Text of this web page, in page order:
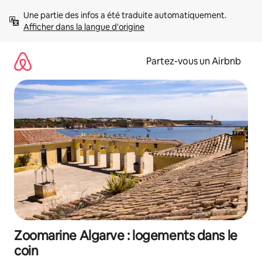
directement
Afficher dans la langue d'origine
Partez-vous un Airbnb
Zoomarine Algarve : logements dans le
coin